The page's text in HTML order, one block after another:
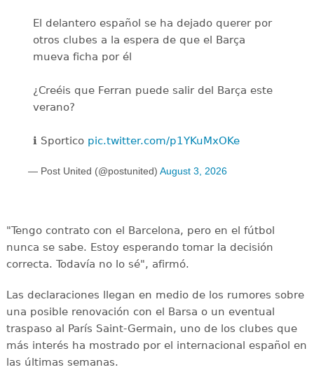
El delantero español se ha dejado querer por
otros clubes a la espera de que el Barça
mueva ficha por él
¿Creéis que Ferran puede salir del Barça este
verano?
ℹ️ Sportico pic.twitter.com/p1YKuMxOKe
— Post United (@postunited) August 3, 2026
"Tengo contrato con el Barcelona, pero en el fútbol
nunca se sabe. Estoy esperando tomar la decisión
correcta. Todavía no lo sé", afirmó.
Las declaraciones llegan en medio de los rumores sobre
una posible renovación con el Barsa o un eventual
traspaso al París Saint-Germain, uno de los clubes que
más interés ha mostrado por el internacional español en
las últimas semanas.